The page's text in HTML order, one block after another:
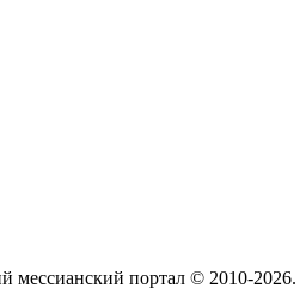
портал © 2010-2026.